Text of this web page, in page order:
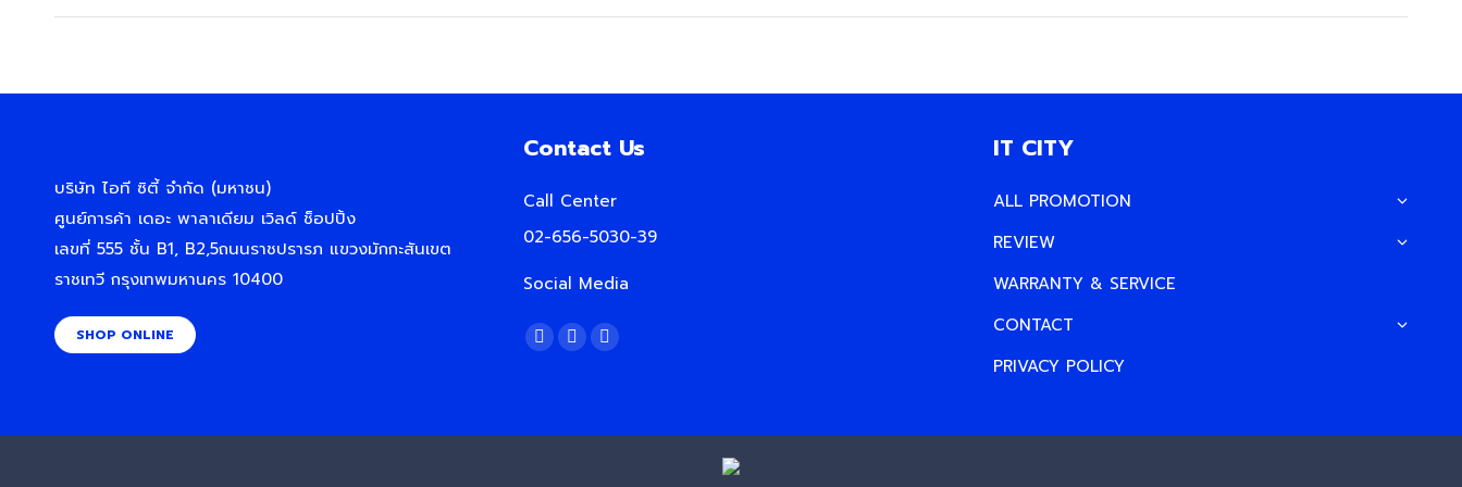
บริษัท ไอที ซิตี้ จำกัด (มหาชน)
ศูนย์การค้า เดอะ พาลาเดียม เวิลด์ ช็อปปิ้ง
เลขที่ 555 ชั้น B1, B2,5ถนนราชปรารภ แขวงมักกะสันเขต
ราชเทวี กรุงเทพมหานคร 10400
SHOP ONLINE
Contact Us
Call Center
02-656-5030-39
Social Media
Find us on:
Facebook
in
YouTube
in
Rss
in
IT CITY
ALL PROMOTION
REVIEW
WARRANTY & SERVICE
CONTACT
PRIVACY POLICY